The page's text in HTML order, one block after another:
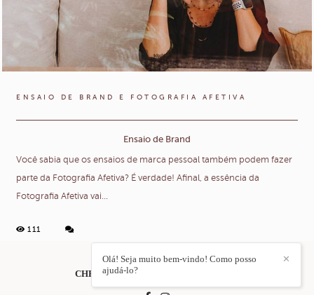
ENSAIO DE BRAND E FOTOGRAFIA AFETIVA
Ensaio de Brand
111
Você sabia que os ensaios de marca pessoal também podem fazer
parte da Fotografia Afetiva? É verdade! Afinal, a essência da
Fotografia Afetiva vai...
CHRIS DUQUE ESTRADA
✕
Olá! Seja muito bem-vindo! Como posso
ajudá-lo?